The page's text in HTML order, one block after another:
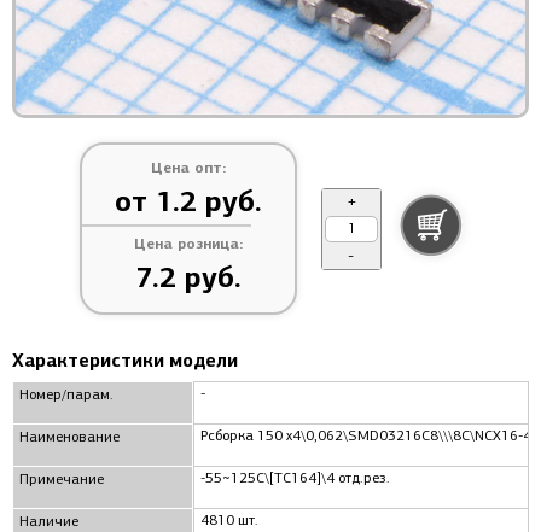
Цена опт:
от 1.2 руб.
Цена розница:
7.2 руб.
+
-
Характеристики модели
Номер/парам.
Наименование
Примечание
Наличие
-
Рсборка 150 x4\0,062\SMD03216C8\\\8C\NCX16-4\
-55~125C\[TC164]\4 отд.рез.
4810 шт.